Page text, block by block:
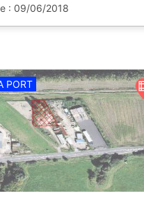
: 09/06/2018
PORT